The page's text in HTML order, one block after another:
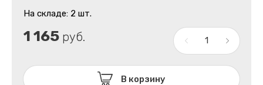
На складе: 2 шт.
1 165 руб.
В корзину